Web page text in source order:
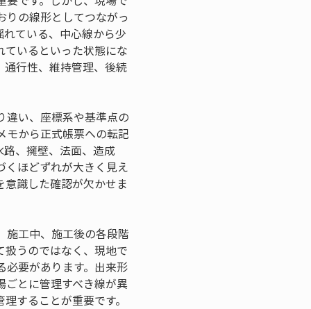
りの線形としてつながっ
ている、中心線から少
いるといった状態にな
行性、維持管理、後続
違い、座標系や基準点の
モから正式帳票への転記
、擁壁、法面、造成
くほどずれが大きく見え
識した確認が欠かせま
施工中、施工後の各段階
うのではなく、現地で
必要があります。出来形
ごとに管理すべき線が異
することが重要です。